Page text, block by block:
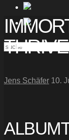
Jens Schäfer 10.